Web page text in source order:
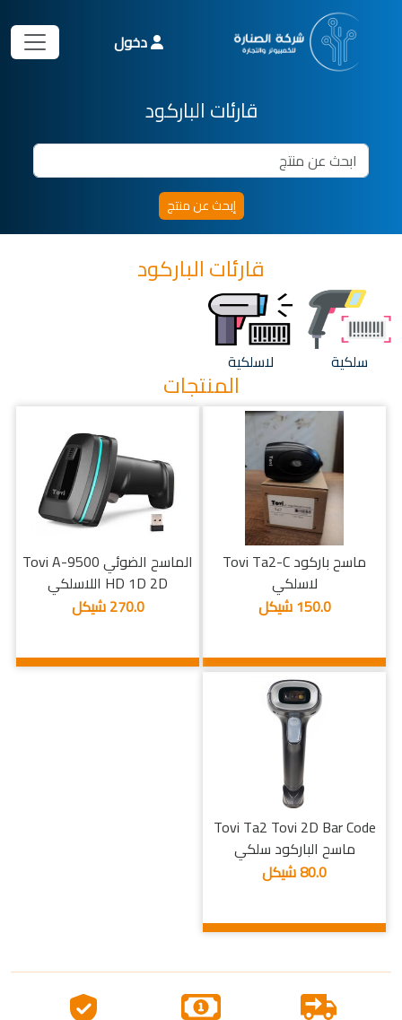
دخول
قارئات الباركود
قارئات الباركود
سلكية لاسلكية
المنتجات
ماسح باركود Tovi Ta2-C
لاسلكي
150.0 شيكل
الماسح الضوئي Tovi A-9500
HD 1D 2D اللاسلكي
270.0 شيكل
Tovi Ta2 Tovi 2D Bar Code
ماسح الباركود سلكي
80.0 شيكل